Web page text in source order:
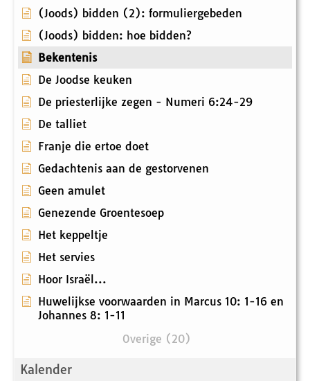
(Joods) bidden (2): formuliergebeden
(Joods) bidden: hoe bidden?
Bekentenis
De Joodse keuken
De priesterlijke zegen - Numeri 6:24-29
De talliet
Franje die ertoe doet
Gedachtenis aan de gestorvenen
Geen amulet
Genezende Groentesoep
Het keppeltje
Het servies
Hoor Israël...
Huwelijkse voorwaarden in Marcus 10: 1-16 en
Johannes 8: 1-11
Overige (20)
Kalender